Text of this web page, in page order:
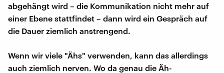
abgehängt wird – die Kommunikation nicht mehr auf
einer Ebene stattfindet – dann wird ein Gespräch auf
die Dauer ziemlich anstrengend.
Wenn wir viele "Ähs" verwenden, kann das allerdings
auch ziemlich nerven. Wo da genau die Äh-